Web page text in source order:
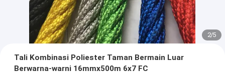
2/5
Tali Kombinasi Poliester Taman Bermain Luar
Berwarna-warni 16mmx500m 6x7 FC